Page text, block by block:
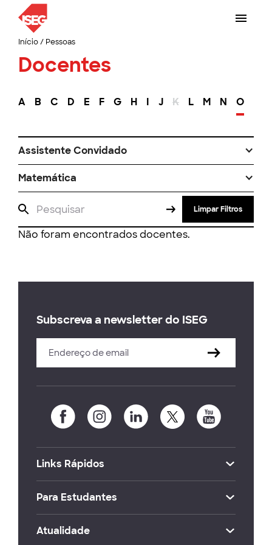
Início/ Pessoas
Docentes
A B C D E F G H I J K L M N O
Assistente Convidado
Matemática
Limpar Filtros
Não foram encontrados docentes.
Subscreva a newsletter do ISEG
Links Rápidos
Para Estudantes
Atualidade